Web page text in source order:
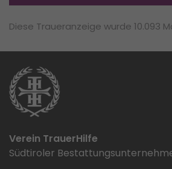
Diese Traueranzeige wurde 10.093
Verein TrauerHilfe
Südtiroler